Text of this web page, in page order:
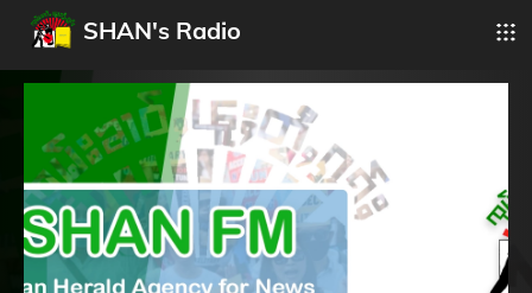
SHAN's Radio